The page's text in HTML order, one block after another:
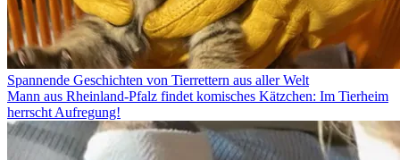
Spannende Geschichten von Tierrettern aus aller Welt
Mann aus Rheinland-Pfalz findet komisches Kätzchen: Im Tierheim
herrscht Aufregung!